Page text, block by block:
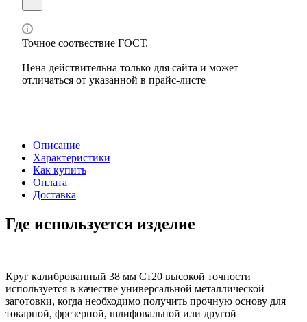
Точное соотвествие ГОСТ.
Цена действительна только для сайта и может
отличаться от указанной в прайс-листе
Описание
Характеристики
Как купить
Оплата
Доставка
Где используется изделие
Круг калиброванный 38 мм Ст20 высокой точности
используется в качестве универсальной металлической
заготовки, когда необходимо получить прочную основу для
токарной, фрезерной, шлифовальной или другой